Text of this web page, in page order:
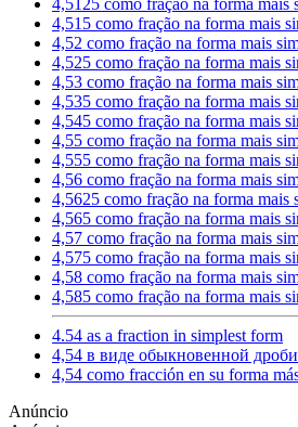
4,5125 como fração na forma mais
4,515 como fração na forma mais
4,52 como fração na forma mais
4,525 como fração na forma mais
4,53 como fração na forma mais
4,535 como fração na forma mais
4,545 como fração na forma mais
4,55 como fração na forma mais
4,555 como fração na forma mais
4,56 como fração na forma mais
4,5625 como fração na forma mais
4,565 como fração na forma mais
4,57 como fração na forma mais
4,575 como fração na forma mais
4,58 como fração na forma mais
4,585 como fração na forma mais
4.54 as a fraction in simplest form
4,54 в виде обыкновенной дроби
4,54 como fracción en su forma